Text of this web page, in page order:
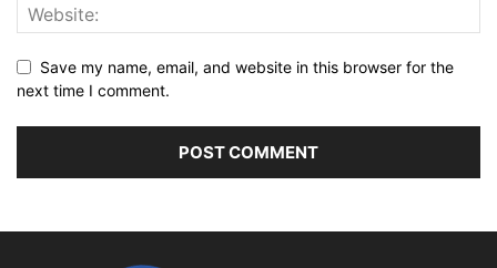
Save my name, email, and website in this browser for the
next time I comment.